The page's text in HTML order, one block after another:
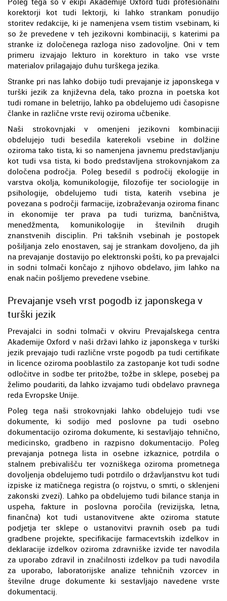
korektorji kot tudi lektorji, ki lahko strankam ponudijo
storitev redakcije, ki je namenjena vsem tistim vsebinam, ki
so že prevedene v teh jezikovni kombinaciji, s katerimi pa
stranke iz določenega razloga niso zadovoljne. Oni v tem
primeru izvajajo lekturo in korekturo in tako vse vrste
materialov prilagajajo duhu turškega jezika.
Stranke pri nas lahko dobijo tudi prevajanje iz japonskega v
turški jezik za književna dela, tako prozna in poetska kot
tudi romane in beletrijo, lahko pa obdelujemo udi časopisne
članke in različne vrste revij oziroma učbenike.
Naši strokovnjaki v omenjeni jezikovni kombinaciji
obdelujejo tudi besedila katerekoli vsebine in dolžine
oziroma tako tista, ki so namenjena javnemu predstavljanju
kot tudi vsa tista, ki bodo predstavljena strokovnjakom za
določena področja. Poleg besedil s področij ekologije in
varstva okolja, komunikologije, filozofije ter sociologije in
psihologije, obdelujemo tudi tista, katerih vsebina je
povezana s področji farmacije, izobraževanja oziroma financ
in ekonomije ter prava pa tudi turizma, bančništva,
menedžmenta, komunikologije in številnih drugih
znanstvenih disciplin. Pri takšnih vsebinah je postopek
pošiljanja zelo enostaven, saj je strankam dovoljeno, da jih
na prevajanje dostavijo po elektronski pošti, ko pa prevajalci
in sodni tolmači končajo z njihovo obdelavo, jim lahko na
enak način pošljemo prevedene vsebine.
Prevajanje vseh vrst pogodb iz japonskega v
turški jezik
Prevajalci in sodni tolmači v okviru Prevajalskega centra
Akademije Oxford v naši državi lahko iz japonskega v turški
jezik prevajajo tudi različne vrste pogodb pa tudi certifikate
in licence oziroma pooblastilo za zastopanje kot tudi sodne
odločitve in sodbe ter pritožbe, tožbe in sklepe, posebej pa
želimo poudariti, da lahko izvajamo tudi obdelavo pravnega
reda Evropske Unije.
Poleg tega naši strokovnjaki lahko obdelujejo tudi vse
dokumente, ki sodijo med poslovne pa tudi osebno
dokumentacijo oziroma dokumente, ki sestavljajo tehnično,
medicinsko, gradbeno in razpisno dokumentacijo. Poleg
prevajanja potnega lista in osebne izkaznice, potrdila o
stalnem prebivališču ter vozniškega oziroma prometnega
dovoljenja obdelujemo tudi potrdilo o državljanstvu kot tudi
izpiske iz matičnega registra (o rojstvu, o smrti, o sklenjeni
zakonski zvezi). Lahko pa obdelujemo tudi bilance stanja in
uspeha, fakture in poslovna poročila (revizijska, letna,
finančna) kot tudi ustanovitvene akte oziroma statute
podjetja ter sklepe o ustanovitvi pravnih oseb pa tudi
gradbene projekte, specifikacije farmacevtskih izdelkov in
deklaracije izdelkov oziroma zdravniške izvide ter navodila
za uporabo zdravil in značilnosti izdelkov pa tudi navodila
za uporabo, laboratorijske analize tehničnih vzorcev in
številne druge dokumente ki sestavljajo navedene vrste
dokumentacij.